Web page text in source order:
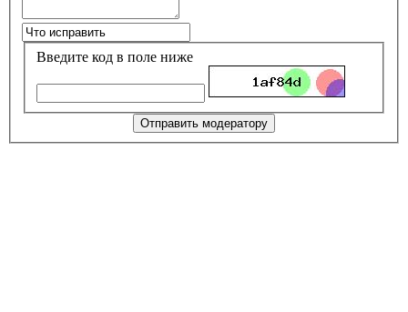
Введите код в поле ниже
Отправить модератору